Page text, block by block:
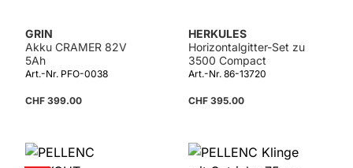
GRIN
Akku CRAMER 82V
5Ah
Art.-Nr. PFO-0038
CHF 399.00
HERKULES
Horizontalgitter-Set zu
3500 Compact
Art.-Nr. 86-13720
CHF 395.00